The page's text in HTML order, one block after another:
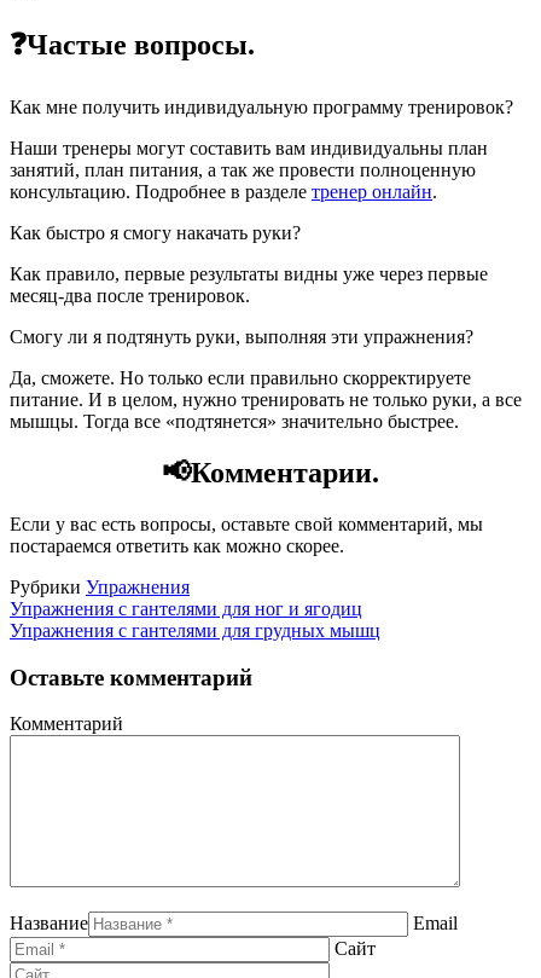
❓Частые вопросы.
Как мне получить индивидуальную программу тренировок?
Наши тренеры могут составить вам индивидуальны план
занятий, план питания, а так же провести полноценную
консультацию. Подробнее в разделе тренер онлайн.
Как быстро я смогу накачать руки?
Как правило, первые результаты видны уже через первые
месяц-два после тренировок.
Смогу ли я подтянуть руки, выполняя эти упражнения?
Да, сможете. Но только если правильно скорректируете
питание. И в целом, нужно тренировать не только руки, а все
мышцы. Тогда все «подтянется» значительно быстрее.
📢Комментарии.
Если у вас есть вопросы, оставьте свой комментарий, мы
постараемся ответить как можно скорее.
Рубрики Упражнения
Упражнения с гантелями для ног и ягодиц
Упражнения с гантелями для грудных мышц
Оставьте комментарий
Комментарий
Название
Email
Сайт